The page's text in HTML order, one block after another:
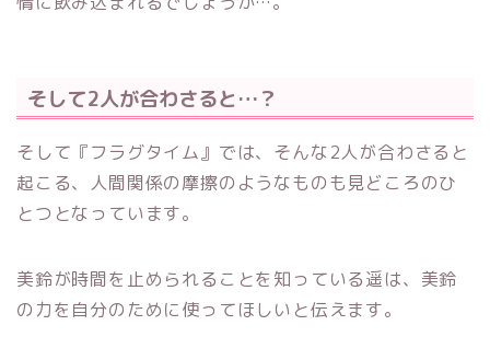
そして2人が合わさると…？
そして『フラグタイム』では、そんな2人が合わさると
起こる、人間関係の摩擦のようなものも見どころのひ
とつとなっています。
美鈴が時間を止められることを知っている遥は、美鈴
の力を自分のために使ってほしいと伝えます。